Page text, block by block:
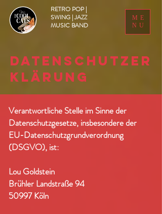
ME
NU
RETRO POP |
SWING | JAZZ
MUSIC BAND
Datenschutzer
klärung
Verantwortliche Stelle im Sinne der
Datenschutzgesetze, insbesondere der
EU-Datenschutzgrundverordnung
(DSGVO), ist:
Lou Goldstein
Brühler Landstraße 94
50997 Köln